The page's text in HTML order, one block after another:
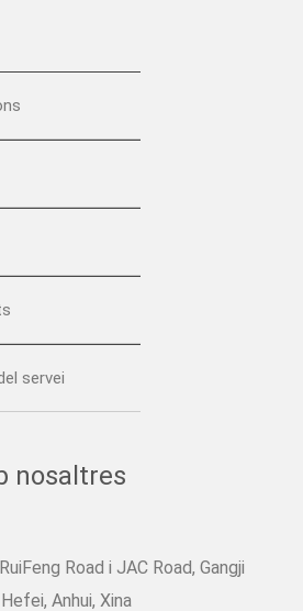
servei
nosaltres
Road i JAC Road, Gangji
Anhui, Xina